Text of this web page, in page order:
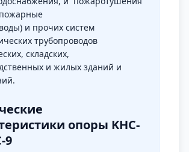
и прочих систем
трубопроводов
складских,
и жилых зданий и
опоры KHC-
9